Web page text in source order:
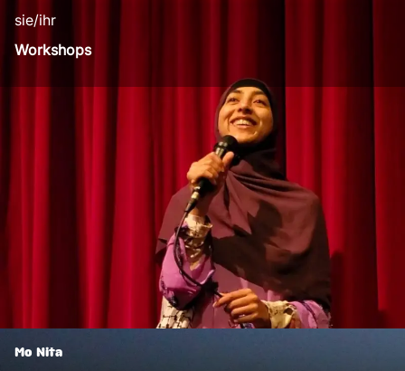
sie/ihr
Workshops
Mo Nita